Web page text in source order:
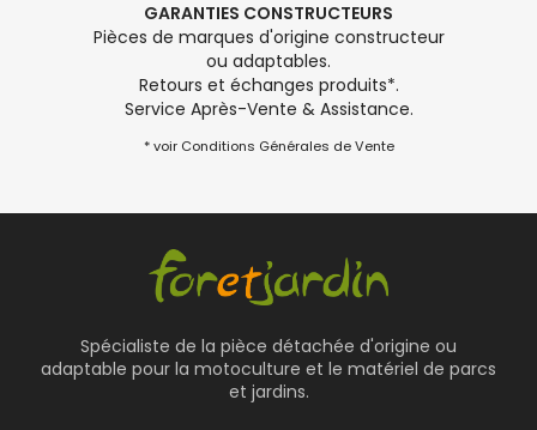
GARANTIES CONSTRUCTEURS
Pièces de marques d'origine constructeur
ou adaptables.
Retours et échanges produits*.
Service Après-Vente & Assistance.
* voir Conditions Générales de Vente
Spécialiste de la pièce détachée d'origine ou
adaptable pour la motoculture et le matériel de parcs
et jardins.